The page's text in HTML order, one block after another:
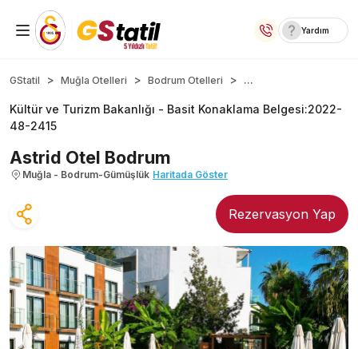
Yurt İçi Oteller
Temalı Oteller
Kıbrıs Otelleri
Yurt Dışı Turlar
Yardım
GStatil Muğla Otelleri Bodrum Otelleri ...
Kültür ve Turizm Bakanlığı - Basit Konaklama Belgesi:2022-
48-2415
Astrid Otel Bodrum
Muğla - Bodrum-Gümüşlük Haritada Göster
Rezervasyon Yap